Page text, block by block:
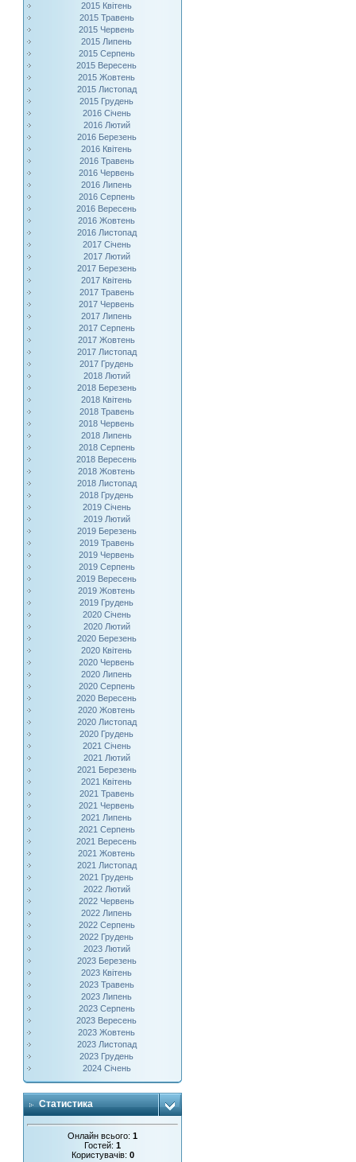
2015 Квітень
2015 Травень
2015 Червень
2015 Липень
2015 Серпень
2015 Вересень
2015 Жовтень
2015 Листопад
2015 Грудень
2016 Січень
2016 Лютий
2016 Березень
2016 Квітень
2016 Травень
2016 Червень
2016 Липень
2016 Серпень
2016 Вересень
2016 Жовтень
2016 Листопад
2017 Січень
2017 Лютий
2017 Березень
2017 Квітень
2017 Травень
2017 Червень
2017 Липень
2017 Серпень
2017 Жовтень
2017 Листопад
2017 Грудень
2018 Лютий
2018 Березень
2018 Квітень
2018 Травень
2018 Червень
2018 Липень
2018 Серпень
2018 Вересень
2018 Жовтень
2018 Листопад
2018 Грудень
2019 Січень
2019 Лютий
2019 Березень
2019 Травень
2019 Червень
2019 Серпень
2019 Вересень
2019 Жовтень
2019 Грудень
2020 Січень
2020 Лютий
2020 Березень
2020 Квітень
2020 Червень
2020 Липень
2020 Серпень
2020 Вересень
2020 Жовтень
2020 Листопад
2020 Грудень
2021 Січень
2021 Лютий
2021 Березень
2021 Квітень
2021 Травень
2021 Червень
2021 Липень
2021 Серпень
2021 Вересень
2021 Жовтень
2021 Листопад
2021 Грудень
2022 Лютий
2022 Червень
2022 Липень
2022 Серпень
2022 Грудень
2023 Лютий
2023 Березень
2023 Квітень
2023 Травень
2023 Липень
2023 Серпень
2023 Вересень
2023 Жовтень
2023 Листопад
2023 Грудень
2024 Січень
Статистика
Онлайн всього:1
Гостей:1
Користувачів: 0